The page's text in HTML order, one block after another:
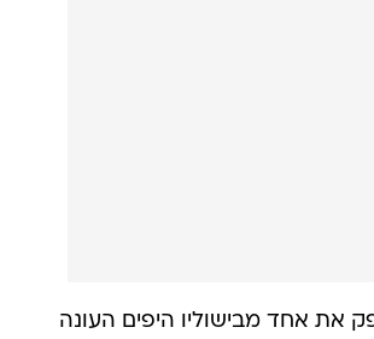
ה-75 סיפק את אחד מבישוליו היפים העונה